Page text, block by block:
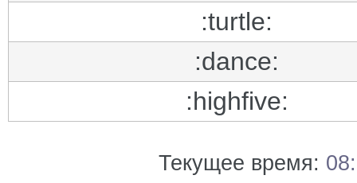
:turtle:
:dance:
:highfive:
Текущее время: